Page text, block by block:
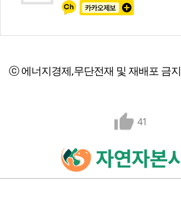
ⓒ 에너지경제,무단전재 및 재배포 금지
41